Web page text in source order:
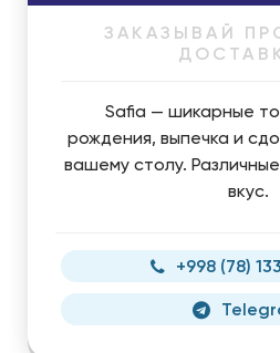
ЗАКАЗЫВАЙ
Safia — шикарные
рождения, выпечка и
вашему столу.
вкус.
+998 (78)